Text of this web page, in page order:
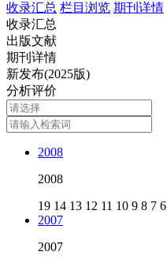
收录汇总 栏目浏览 期刊详情
收录汇总
出版文献
期刊详情
新发布(2025版)
分析评价
2008
2008
19 14 13 12 11 10 9 8 7 6
2007
2007